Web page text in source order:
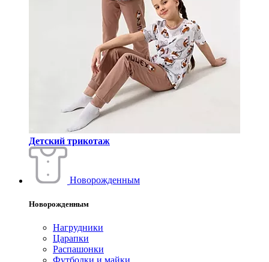
Детский трикотаж
Новорожденным
Новорожденным
Нагрудники
Царапки
Распашонки
Футболки и майки